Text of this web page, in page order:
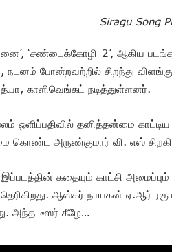
Siragu Song
‘சண்டைக்கோழி-2’, ஆகிய
போன்றவற்றில் சிறந்து
காளிவெங்கட் நடித்துள்ளனர்.
ஒளிப்பதிவில் தனித்தன்மை
கொண்ட அருண்குமார் வி. எஸ்
கதையும் காட்சி அமைப்பும்
ஆஸ்கர் நாயகன் ஏ.ஆர்
அந்த டீஸர் கீழே…